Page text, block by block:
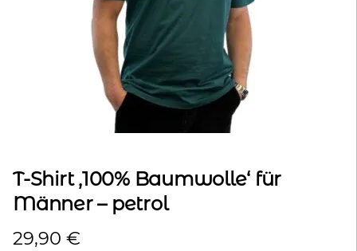
T-Shirt ‚100% Baumwolle‘ für
Männer – petrol
29,90 €